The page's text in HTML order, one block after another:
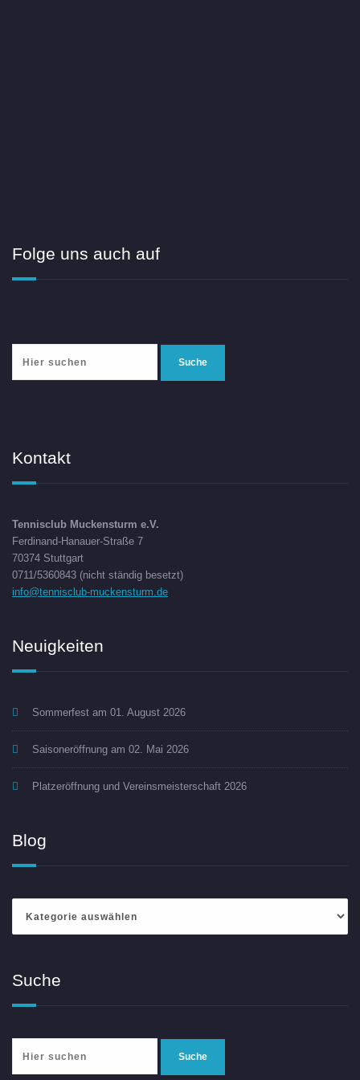
Folge uns auch auf
Kontakt
Tennisclub Muckensturm e.V.
Ferdinand-Hanauer-Straße 7
70374 Stuttgart
0711/5360843 (nicht ständig besetzt)
info@tennisclub-muckensturm.de
Neuigkeiten
Sommerfest am 01. August 2026
Saisoneröffnung am 02. Mai 2026
Platzeröffnung und Vereinsmeisterschaft 2026
Blog
Suche